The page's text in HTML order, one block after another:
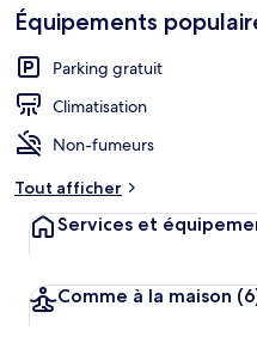
Équipements
Parking gratuit
Climatisation
Non-fumeurs
Tout afficher
Services et
Comme à la maison